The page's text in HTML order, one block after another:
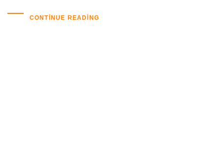
CONTINUE READING